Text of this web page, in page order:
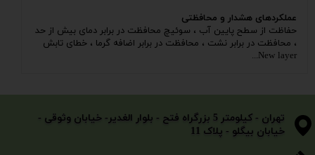
عملکردهای هشدار و محافظتی
حفاظت از سطح پایین آب ، سوئیچ محافظت در برابر دمای بیش از حد
، محافظت در برابر نشت ، محافظت در برابر اضافه گرما ، خطای تابش
New layer...
​​​​​​​تهران - کیلومتر 5 بزرگراه فتح - بلوار الغدیر- خیابان وثوقی -
خیابان بیگلو - پلاک 11